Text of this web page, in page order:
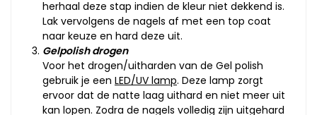
herhaal deze stap indien de kleur niet dekkend is.
Lak vervolgens de nagels af met een top coat
naar keuze en hard deze uit.
Gelpolish drogen
Voor het drogen/uitharden van de Gel polish
gebruik je een LED/UV lamp. Deze lamp zorgt
ervoor dat de natte laag uithard en niet meer uit
kan lopen. Zodra de nagels volledig zijn uitgehard